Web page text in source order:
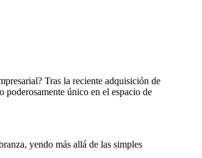
Tras la reciente adquisición de
poderosamente único en el espacio de
yendo más allá de las simples